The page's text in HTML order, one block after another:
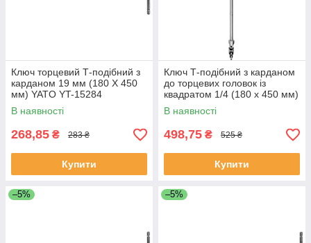
Ключ торцевий Т-подібний з
карданом 19 мм (180 Х 450
мм) YATO YT-15284
(Польща)
В наявності
268,85 ₴ 283 ₴
Купити
Ключ Т-подібний з карданом
до торцевих головок із
квадратом 1/4 (180 х 450 мм)
Yato YT-15291 (Польща)
В наявності
498,75 ₴ 525 ₴
Купити
–5% –5%